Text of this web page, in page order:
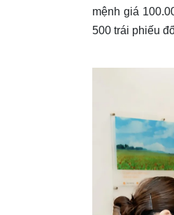
mệnh giá
500 trái phiếu